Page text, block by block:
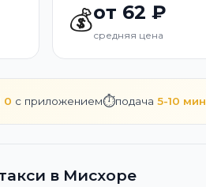
💰от 62 ₽
средняя цена
0 с приложением⏱️подача 5-10 мин
в Мисхоре